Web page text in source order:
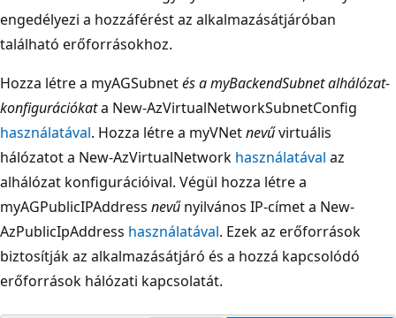
engedélyezi a hozzáférést az alkalmazásátjáróban
található erőforrásokhoz.
Hozza létre a myAGSubnetésa myBackendSubnetalhálózat-
konfigurációkata New-AzVirtualNetworkSubnetConfig
használatával. Hozza létre a myVNetnevűvirtuális
hálózatot a New-AzVirtualNetwork használatával az
alhálózat konfigurációival. Végül hozza létre a
myAGPublicIPAddress nevűnyilvános IP-címet a New-
AzPublicIpAddress használatával. Ezek az erőforrások
biztosítják az alkalmazásátjáró és a hozzá kapcsolódó
erőforrások hálózati kapcsolatát.